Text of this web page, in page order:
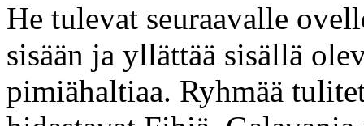
He tulevat seuraavalle
sisään ja yllättää sisällä
pimiähaltiaa. Ryhmää